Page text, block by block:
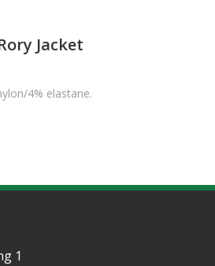
Jacket
4% elastane.
1